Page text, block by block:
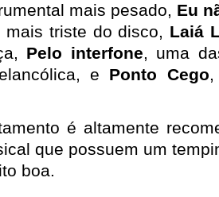
mais pesado, Eu
mais triste do disco, Laiá
Pelo interfone, uma
e Ponto Cego
é altamente
que possuem um
boa.